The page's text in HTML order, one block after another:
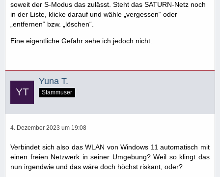
soweit der S-Modus das zulässt. Steht das SATURN-Netz noch
in der Liste, klicke darauf und wähle „vergessen“ oder
„entfernen“ bzw. „löschen“.
Eine eigentliche Gefahr sehe ich jedoch nicht.
Yuna T.
Stammuser
4. Dezember 2023 um 19:08
Verbindet sich also das WLAN von Windows 11 automatisch mit
einen freien Netzwerk in seiner Umgebung? Weil so klingt das
nun irgendwie und das wäre doch höchst riskant, oder?